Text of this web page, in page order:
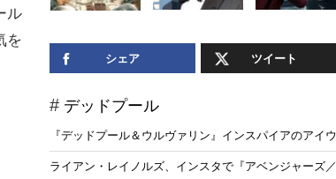
シェア ツイート
デッドプール
『デッドプール＆ウルヴァリン』インスパイアのアイ
ライアン・レイノルズ、インスタで『アベンジャーズ
ル
を